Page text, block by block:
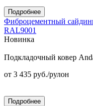
Подробнее
Фиброцементный
RAL9001
Новинка
Подкладочный ковер
от 3 435 руб./рулон
Подробнее